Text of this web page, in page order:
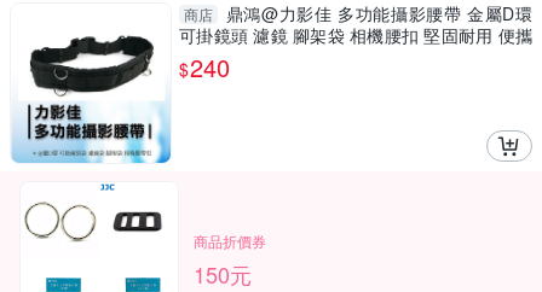
商店
鼎鴻@力影佳 多功能攝影腰帶 金屬D環
可掛鏡頭 濾鏡 腳架袋 相機腰扣 堅固耐用 便攜
型 戶外拍
$240
商品折價券
150元